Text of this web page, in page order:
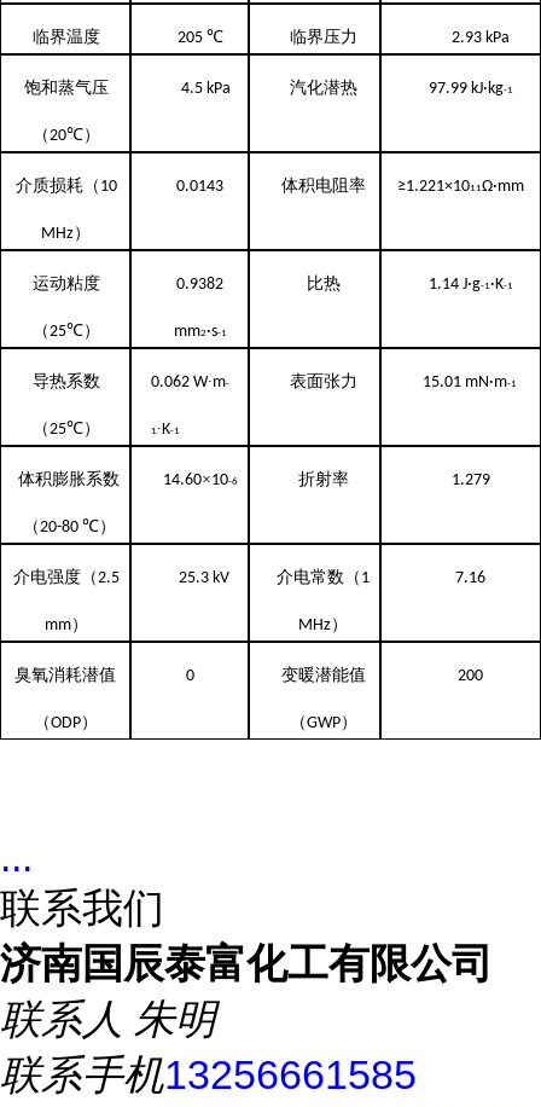
临界温度 205 ℃ 临界压力 2.93 kPa
饱和蒸气压
（20℃）
4.5 kPa 汽化潜热 97.99 kJ·kg-1
介质损耗（ 10
MHz）
0.0143 体积电阻率 ≥1.221×1011Ω·mm
运动粘度
（25℃）
0.9382
mm2·s-1
比热 1.14 J·g-1·K-1
导热系数
（25℃）
0.062 W∙m-
1 ∙K-1
表面张力 15.01 mN·m-1
体积膨胀系数
（20-80 ℃）
14.60×10-6 折射率 1.279
介电强度（2.5
mm）
25.3kV 介电常数（ 1
MHz）
7.16
臭氧消耗潜值
（ODP）
0 变暖潜能值
（GWP）
200
...
联系我们
济南国辰泰富化工有限公司
联系人 朱明
联系手机13256661585